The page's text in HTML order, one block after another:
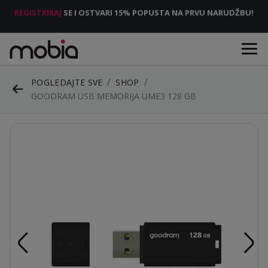
REGISTRIRAJ SE I OSTVARI 15% POPUSTA NA PRVU NARUDŽBU!
POGLEDAJTE SVE
SHOP
GOODRAM USB MEMORIJA UME3 128 GB